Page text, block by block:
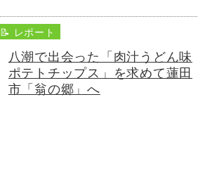
📝 レポート
八潮で出会った「肉汁うどん味
ポテトチップス」を求めて蓮田
市「翁の郷」へ